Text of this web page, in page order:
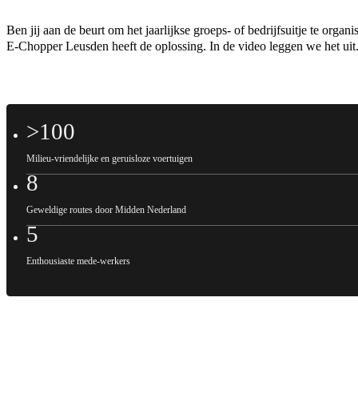
Ben jij aan de beurt om het jaarlijkse groeps- of bedrijfsuitje te
E-Chopper Leusden heeft de oplossing. In de video leggen we het uit.
>100
Milieu-vriendelijke en geruisloze voertuigen
8
Geweldige routes door Midden Nederland
5
Enthousiaste mede-werkers